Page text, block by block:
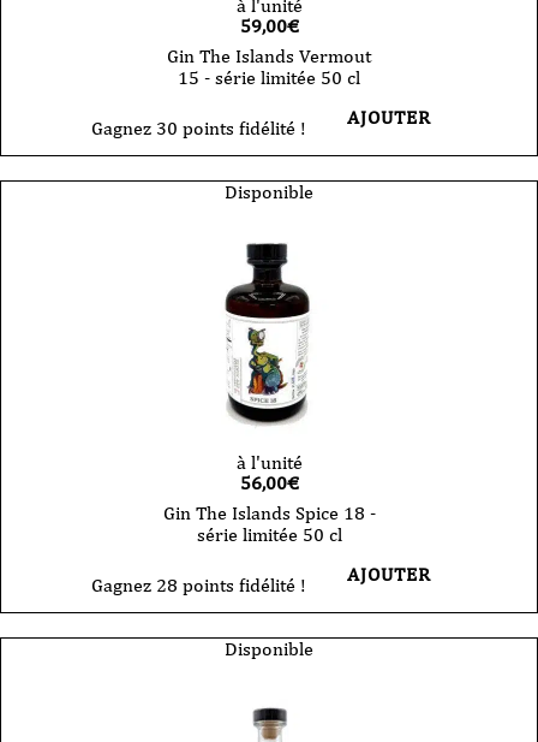
à l'unité
59,00€
Gin The Islands Vermout
15 - série limitée 50 cl
Gagnez 30 points fidélité ! AJOUTER
Disponible
à l'unité
56,00€
Gin The Islands Spice 18 -
série limitée 50 cl
Gagnez 28 points fidélité ! AJOUTER
Disponible